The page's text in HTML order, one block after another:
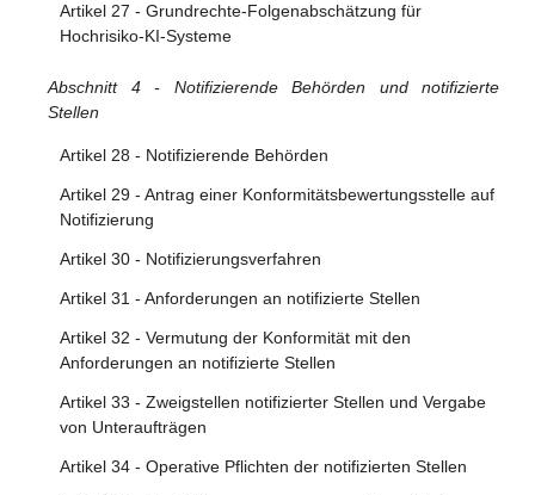
Artikel 27 - Grundrechte-Folgenabschätzung für
Hochrisiko-KI-Systeme
Abschnitt 4 - Notifizierende Behörden und notifizierte
Stellen
Artikel 28 - Notifizierende Behörden
Artikel 29 - Antrag einer Konformitätsbewertungsstelle auf
Notifizierung
Artikel 30 - Notifizierungsverfahren
Artikel 31 - Anforderungen an notifizierte Stellen
Artikel 32 - Vermutung der Konformität mit den
Anforderungen an notifizierte Stellen
Artikel 33 - Zweigstellen notifizierter Stellen und Vergabe
von Unteraufträgen
Artikel 34 - Operative Pflichten der notifizierten Stellen